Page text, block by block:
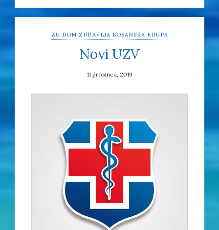
ZU DOM ZDRAVLJA BOSANSKA KRUPA
Novi UZV
11 prosinca, 2019